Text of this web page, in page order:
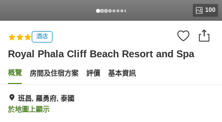
100
酒店
Royal Phala Cliff Beach Resort and Spa
概覽 房間及住宿方案 評價 基本資訊
班昌, 羅勇府, 泰國
於地圖上顯示